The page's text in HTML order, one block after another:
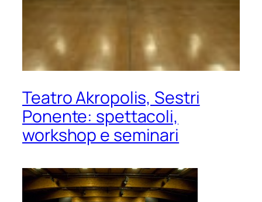
Teatro Akropolis, Sestri
Ponente: spettacoli,
workshop e seminari